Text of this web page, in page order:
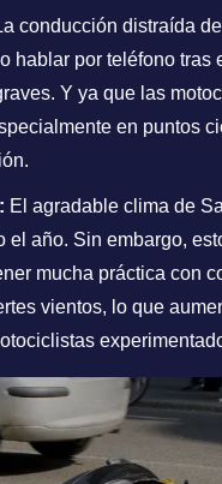
conducción distraída
hablar por teléfono tras
Y ya que las
en puntos
El agradable clima de
el año. Sin embargo,
mucha práctica con
vientos, lo que